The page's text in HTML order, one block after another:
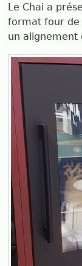
Le Chai a
format four de
un alignement